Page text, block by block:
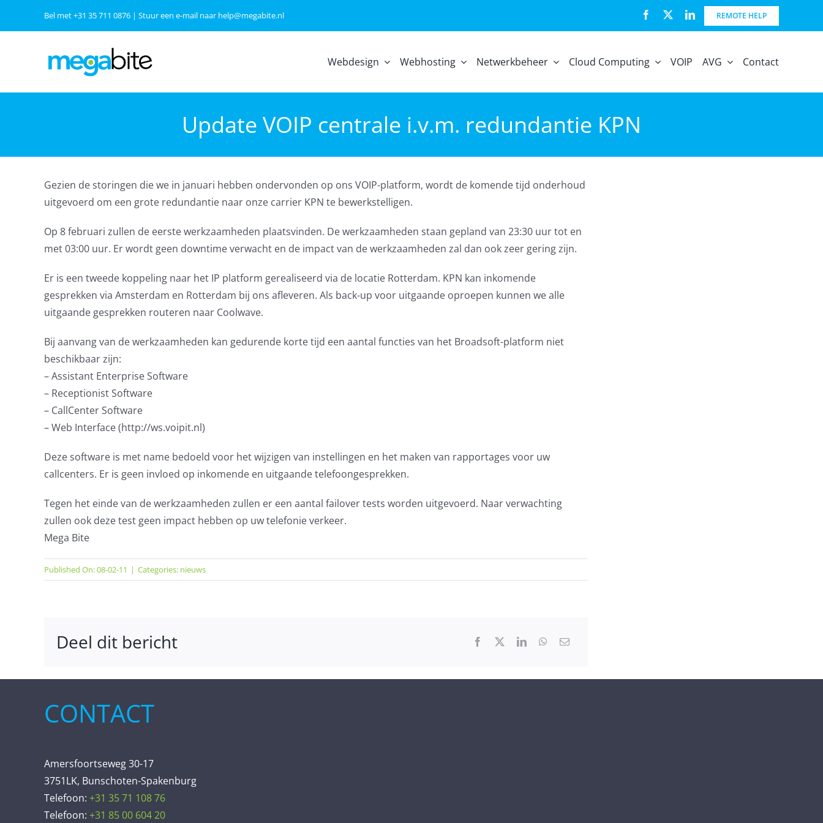
Bel met+31 35 711 0876| Stuur een e-mail naar help@megabite.nl REMOTE HELP
Webdesign Webhosting Netwerkbeheer Cloud Computing VOIP AVG Contact
Update VOIP centrale i.v.m. redundantie KPN
Gezien de storingen die we in januari hebben ondervonden op ons VOIP-platform, wordt de komende tijd onderhoud
uitgevoerd om een grote redundantie naar onze carrier KPN te bewerkstelligen.
Op 8 februari zullen de eerste werkzaamheden plaatsvinden. De werkzaamheden staan gepland van 23:30 uur tot en
met 03:00 uur. Er wordt geen downtime verwacht en de impact van de werkzaamheden zal dan ook zeer gering zijn.
Er is een tweede koppeling naar het IP platform gerealiseerd via de locatie Rotterdam. KPN kan inkomende
gesprekken via Amsterdam en Rotterdam bij ons afleveren. Als back-up voor uitgaande oproepen kunnen we alle
uitgaande gesprekken routeren naar Coolwave.
Bij aanvang van de werkzaamheden kan gedurende korte tijd een aantal functies van het Broadsoft-platform niet
beschikbaar zijn:
– Assistant Enterprise Software
– Receptionist Software
– CallCenter Software
– Web Interface (http://ws.voipit.nl)
Deze software is met name bedoeld voor het wijzigen van instellingen en het maken van rapportages voor uw
callcenters. Er is geen invloed op inkomende en uitgaande telefoongesprekken.
Tegen het einde van de werkzaamheden zullen er een aantal failover tests worden uitgevoerd. Naar verwachting
zullen ook deze test geen impact hebben op uw telefonie verkeer.
Mega Bite
Published On: 08-02-11 | Categories: nieuws
Deel dit bericht
CONTACT
Amersfoortseweg 30-17
3751LK, Bunschoten-Spakenburg
Telefoon: +31 35 71 108 76
Telefoon: +31 85 00 604 20